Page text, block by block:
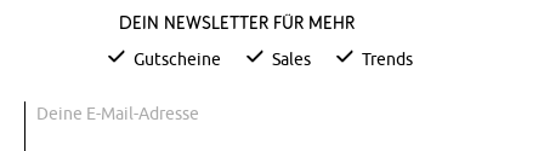
Dein Newsletter für mehr
Gutscheine Sales Trends
Deine E-Mail-Adresse